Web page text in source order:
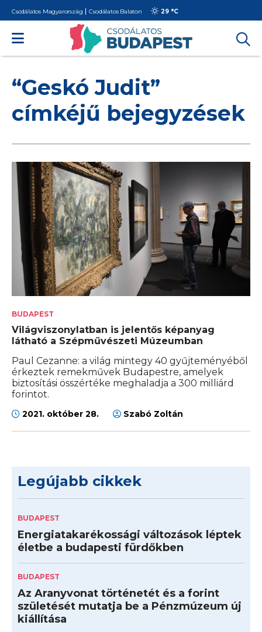
Csodálatos Magyarország Csodálatos Balaton 29 °C
“Geskó Judit”
címkéjű bejegyzések
BUDAPEST
Világviszonylatban is jelentős képanyag
látható a Szépművészeti Múzeumban
Paul Cezanne: a világ mintegy 40 gyűjteményéből
érkeztek remekművek Budapestre, amelyek
biztosítási összértéke meghaladja a 300 milliárd
forintot.
2021. október 28. Szabó Zoltán
Legújabb cikkek
BUDAPEST
Energiatakarékossági változások léptek
életbe a budapesti fürdőkben
BUDAPEST
Az Aranyvonat történetét és a forint
születését mutatja be a Pénzmúzeum új
kiállítása